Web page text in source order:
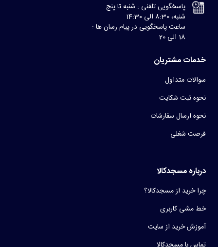
پاسخگویی تلفنی : شنبه تا پنج
شنبه، 8:30 الی 14:30
ساعت پاسخگویی در پیام رسان ها :
18 الی 20
خدمات مشتریان
سوالات متداول
نحوه ثبت شکایت
نحوه ارسال سفارشات
فرصت شغلی
درباره مسجدکالا
چرا خرید از مسجدکالا؟
خط مشی کاربری
آموزش خرید از سایت